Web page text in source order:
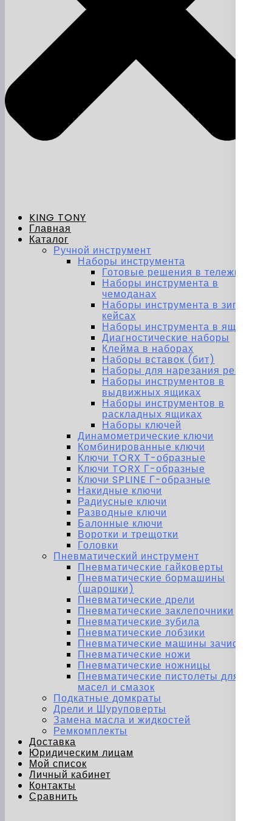
KING TONY
Главная
Каталог
Ручной инструмент
Наборы инструмента
Готовые решения в тележках
Наборы инструмента в
чемоданах
Наборы инструмента в зип-
кейсах
Наборы инструмента в ящиках
Диагностические наборы
Клейма в наборах
Наборы вставок (бит)
Наборы для нарезания резьбы
Наборы инструментов в
выдвижных ящиках
Наборы инструментов в
раскладных ящиках
Наборы ключей
Динамометрические ключи
Комбинированные ключи
Ключи TORX Т-образные
Ключи TORX Г-образные
Ключи SPLINE Г-образные
Накидные ключи
Радиусные ключи
Разводные ключи
Балонные ключи
Воротки и трещотки
Головки
Пневматический инструмент
Пневматические гайковерты
Пневматические бормашины
(шарошки)
Пневматические дрели
Пневматические заклепочники
Пневматические зубила
Пневматические лобзики
Пневматические машины зачистные
Пневматические ножи
Пневматические ножницы
Пневматические пистолеты для
масел и смазок
Подкатные домкраты
Дрели и Шуруповерты
Замена масла и жидкостей
Ремкомплекты
Доставка
Юридическим лицам
Мой список
Личный кабинет
Контакты
Сравнить